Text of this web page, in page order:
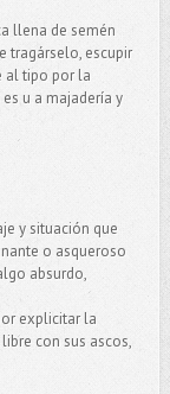
llena de semén
tragárselo, escupir
al tipo por la
u a majadería y
y situación que
o asqueroso
absurdo,
explicitar la
con sus ascos,